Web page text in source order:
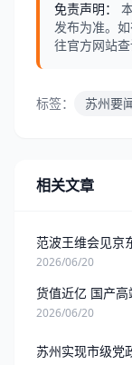
免责声明：
发布为准。
往官方网站查
标签： 苏州要
相关文章
范波王维会见京
2026/06/20
货值近亿 国产
2026/06/20
苏州实现市级党